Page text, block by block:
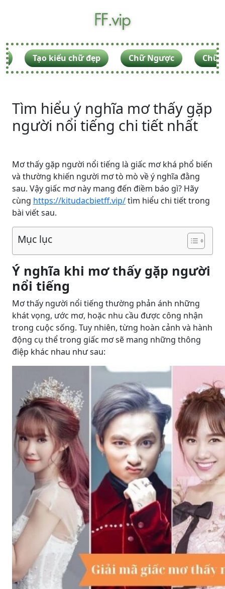
Tạo kiểu chữ đẹp Chữ Ngược Chữ
Tìm hiểu ý nghĩa mơ thấy gặp
người nổi tiếng chi tiết nhất
Mơ thấy gặp người nổi tiếng là giấc mơ khá phổ biến
và thường khiến người mơ tò mò về ý nghĩa đằng
sau. Vậy giấc mơ này mang đến điềm báo gì? Hãy
cùng https://kitudacbietff.vip/tìm hiểu chi tiết trong
bài viết sau.
Mục lục
Ý nghĩa khi mơ thấy gặp người
nổi tiếng
Mơ thấy người nổi tiếng thường phản ánh những
khát vọng, ước mơ, hoặc nhu cầu được công nhận
trong cuộc sống. Tuy nhiên, từng hoàn cảnh và hành
động cụ thể trong giấc mơ sẽ mang những thông
điệp khác nhau như sau: